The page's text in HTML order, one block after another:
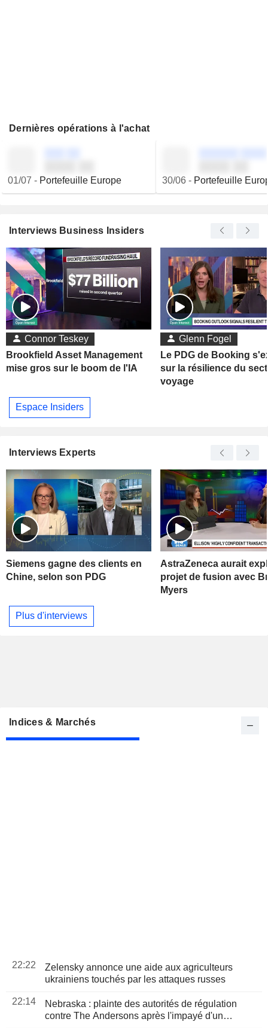
Dernières opérations à l'achat
01/07 - Portefeuille Europe 30/06- Portefeuille
Interviews Business Insiders
Connor Teskey
Brookfield Asset Management
mise gros sur le boom de l'IA
Glenn Fogel
Le PDG de Booking
sur la résilience du
voyage
Espace Insiders
Interviews Experts
Siemens gagne des clients en
Chine, selon son PDG
AstraZeneca aurait
projet de fusion avec
Myers
Plus d'interviews
Indices & Marchés
22:22
Zelensky annonce une aide aux agriculteurs
ukrainiens touchés par les attaques russes
22:14
Nebraska : plainte des autorités de régulation
contre The Andersons après l'impayé d'un